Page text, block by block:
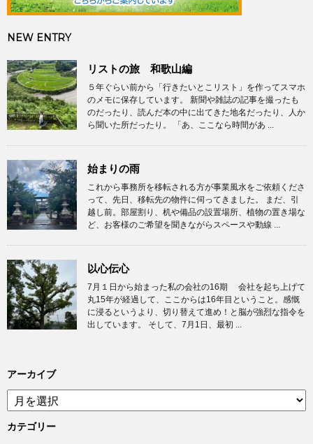
NEW ENTRY
リストの旅 和歌山編
５年ぐらい前から「行きたいとこリスト」を作ってスマホ
のメモに保存しています。 新聞や雑誌の記事を撮ったも
のだったり、読んだ本の中に出てきた地名だったり、人か
ら聞いた所だったり。 「あ、ここなら時間があ ...
始まりの雨
これから事務所を移転される方が事業風水をご依頼くださ
って、先日、移転先の物件に伺ってきました。 まだ、引
越し前。部屋割り、机や備品の設置場所、植物の置き場な
ど、お客様のご希望を聞きながらスペースや動線 ...
以心伝心
7月１日から始まった私の会社の16期 会社を起ち上げて
丸15年が経過して、ここからは16年目ということ。感慨
に浸るというより、切り替えて進め！と脳が強烈な指令を
出しています。 そして、7月1日、最初 ...
アーカイブ
ア
ー
カ
カテゴリー